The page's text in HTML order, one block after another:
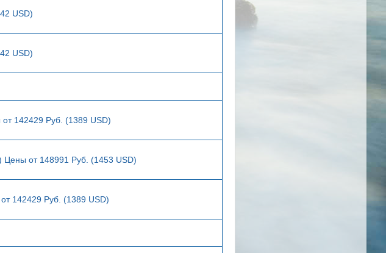
USD)
USD)
142429 Руб. (1389 USD)
Цены от 148991 Руб. (1453 USD)
142429 Руб. (1389 USD)